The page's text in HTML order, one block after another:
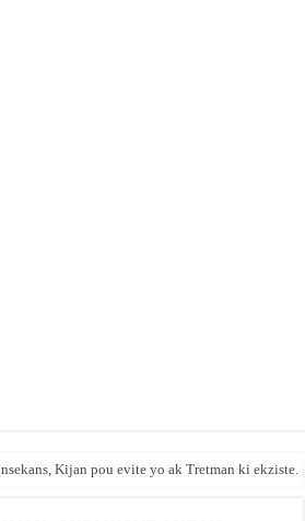
Kijan pou evite yo ak Tretman ki ekziste.